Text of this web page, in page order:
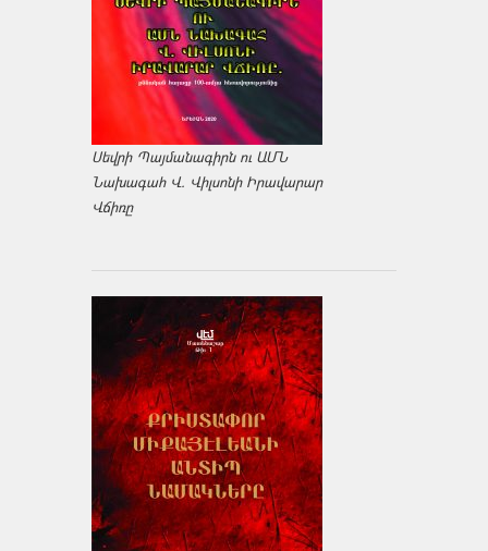
Սեվրի Պայմանագիրն ու ԱՄՆ
Նախագահ Վ. Վիլսոնի Իրավարար
Վճիռը